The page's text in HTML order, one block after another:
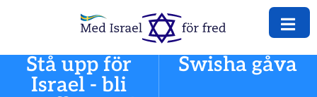
Stå upp för
Israel - bli
Swisha gåva